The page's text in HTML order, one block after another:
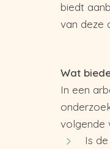
biedt
van deze
Wat
In een
volgende
Is